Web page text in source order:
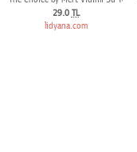
29.0 TL
lidyana.com